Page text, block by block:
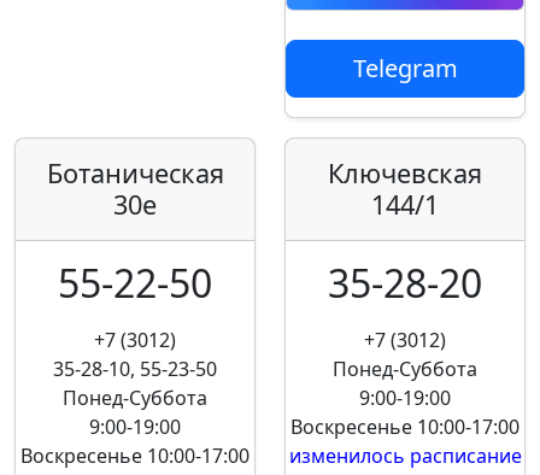
Telegram
Ботаническая
30е
55-22-50
+7 (3012)
35-28-10, 55-23-50
Понед-Суббота
9:00-19:00
Воскресенье 10:00-17:00
Ключевская
144/1
35-28-20
+7 (3012)
Понед-Суббота
9:00-19:00
Воскресенье 10:00-17:00
изменилось расписание